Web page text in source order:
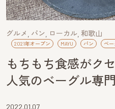
グルメ パン ローカル 和歌山
2021年オープン MAYU パン ベ
もちもち食感がク
人気のベーグル専
2022.01.07